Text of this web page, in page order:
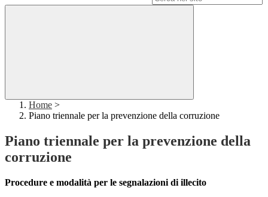
Home >
Piano triennale per la prevenzione della corruzione
Piano triennale per la prevenzione della
corruzione
Procedure e modalità per le segnalazioni di illecito